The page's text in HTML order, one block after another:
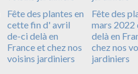
Fête des plantes en
cette fin d' avril
de-ci delà en
France et chez nos
voisins jardiniers
Fête des
mars 2022
delà en
chez nos
jardiniers